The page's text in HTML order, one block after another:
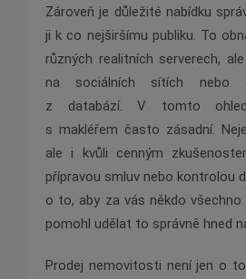
Zároveň je důležité nabídku
ji k co nejširšímu publiku. To
různých realitních serverech,
na sociálních sítích nebo
z databází. V tomto
s makléřem často zásadní.
ale i kvůli cenným
přípravou smluv nebo kontrolou
o to, aby za vás někdo všechno
pomohl udělat to správně hned
Prodej nemovitosti není jen o